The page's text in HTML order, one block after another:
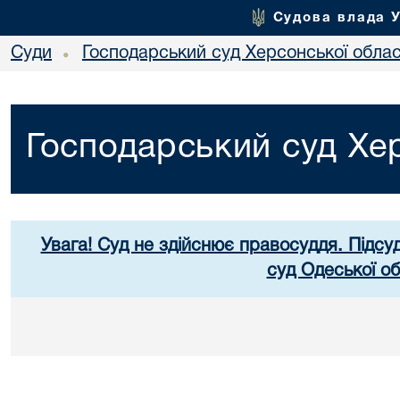
Судова влада
Суди • Господарський суд Херсонської
Господарський суд
Увага! Суд не здійснює правосуддя.
суд Одеської